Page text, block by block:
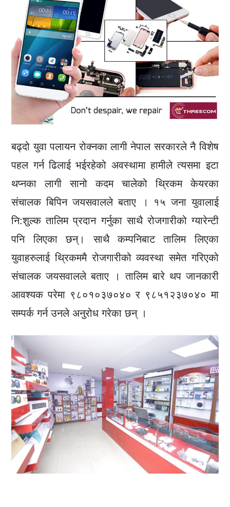
बढ्दो युवा पलायन रोक्नका लागी नेपाल सरकारले नै विशेष
पहल गर्न ढिलाई भईरहेको अवस्थामा हामीले त्यसमा इटा
थप्नका लागी सानो कदम चालेको थ्रिकम केयरका
संचालक बिपिन जयसवालले बताए । १५ जना युवालाई
नि:शुल्क तालिम प्रदान गर्नुका साथै रोजगारीको ग्यारेन्टी
पनि लिएका छन्। साथै कम्पनिबाट तालिम लिएका
युवाहरुलाई थ्रिकममै रोजगारीको व्यवस्था समेत गरिएको
संचालक जयसवालले बताए । तालिम बारे थप जानकारी
आवश्यक परेमा ९८०१०३७०४० र ९८५१२३७०४० मा
सम्पर्क गर्न उनले अनुरोध गरेका छन् ।